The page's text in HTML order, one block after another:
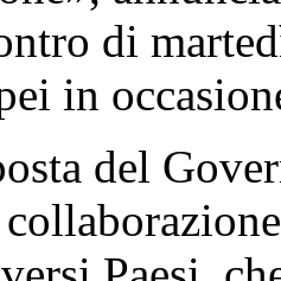
salto
di
in